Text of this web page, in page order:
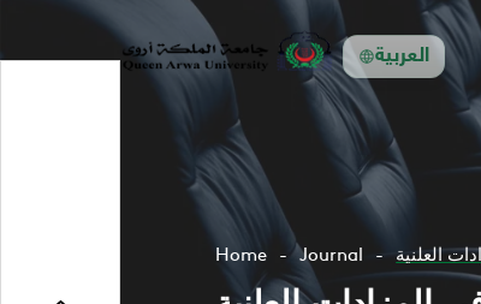
العربية
Home Journal العلنية